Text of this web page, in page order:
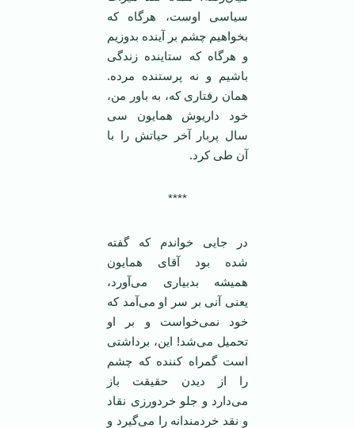
سیاسی اوست، هرگاه که
بخواهیم چشم بر آینده بدوزیم
و هرگاه که ستاینده زندگی
باشیم و نه پرستنده مرده.‌‌
همان رفتاری که، به باور من،
خود داریوش همایون سی
سال پربار آخر حیاتش را با
آن طی کرد.
****
در جایی خواندم که گفته
شده بود آقای همایون
همیشه بدبیاری می‌آورد،
یعنی آنی بر سر او می‌آمد که
خود نمی‌خواست و بر او
تحمیل می‌شد! این، برداشتی
است گمراه کننده که چشم
را از دیدن حقیقت باز
می‌دارد و جلو خردورزی نقاد
و نقد خردمندانه را می‌گیرد و